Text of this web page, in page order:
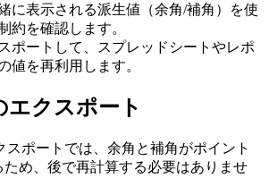
に表示される派生値（余角/補角）を使
約を確認します。
ポートして、スプレッドシートやレポ
値を再利用します。
エクスポート
スポートでは、余角と補角がポイント
ため、後で再計算する必要はありませ